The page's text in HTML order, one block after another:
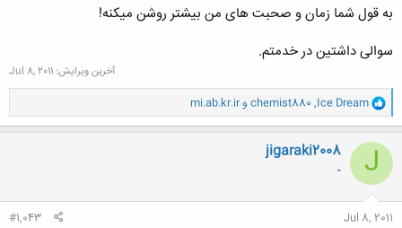
به قول شما زمان و صحبت های من بیشتر روشن میکنه!
سوالی داشتین در خدمتم.
آخرین ویرایش: Jul 8, 2011
و
ا
ک
ن
ه
ا
Ice Dream
,
chemist880 وmi.ab.kr.ir
J
jigaraki2008
-
Jul 8, 2011
#1,043